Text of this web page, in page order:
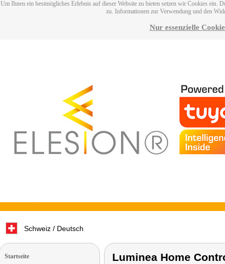
Um Ihnen ein bestmögliches Erlebnis auf dieser Website zu bieten setzen wir Cookies
zu. Informationen zur Verwendung und den
Nur essenzielle
Schweiz / Deutsch
Startseite Luminea Home